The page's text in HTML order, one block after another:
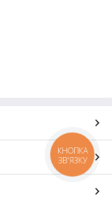
КНОПКА
ЗВ'ЯЗКУ